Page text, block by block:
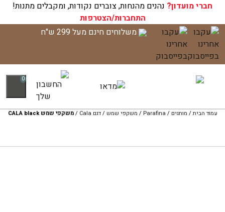
חברי מועדון? נהנים מהנחות, צוברים נקודות, ומקבלים מתנות!
התחברות/הצטרפות
דלג
לתוכן
משלוחים חינם מעל 299 ש"ח
0
עגלת הקניות שלך ריקה כעת!
עמוד הבית/ מותגים /
Parafina
/ משקפי שמש /דגם Cala /משקפי שמש CALA black